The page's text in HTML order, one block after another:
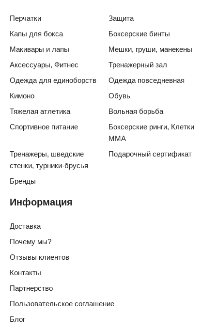
Перчатки
Защита
Капы для бокса
Боксерские бинты
Макивары и лапы
Мешки, груши, манекены
Аксессуары, Фитнес
Тренажерный зал
Одежда для единоборств
Одежда повседневная
Кимоно
Обувь
Тяжелая атлетика
Вольная борьба
Спортивное питание
Боксерские ринги, Клетки
ММА
Тренажеры, шведские
стенки, турники-брусья
Подарочный сертификат
Бренды
Информация
Доставка
Почему мы?
Отзывы клиентов
Контакты
Партнерство
Пользовательское соглашение
Блог